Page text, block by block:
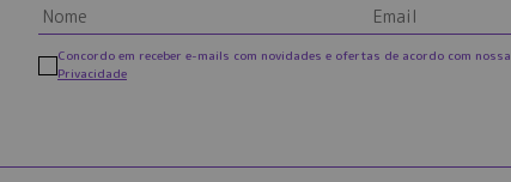
Concordo em receber e-mails com novidades e ofertas de acordo com nossa
Privacidade